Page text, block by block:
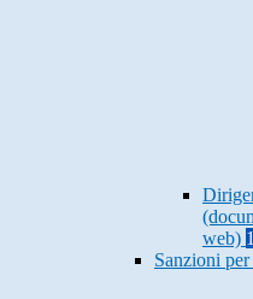
web) 1
Sanzioni